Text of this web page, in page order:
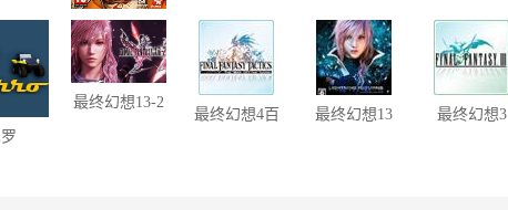
无主之地2
最终幻想13-2
最终幻想4百
最终幻想13
最终幻想3